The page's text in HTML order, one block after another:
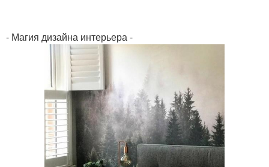
- Магия дизайна интерьера -